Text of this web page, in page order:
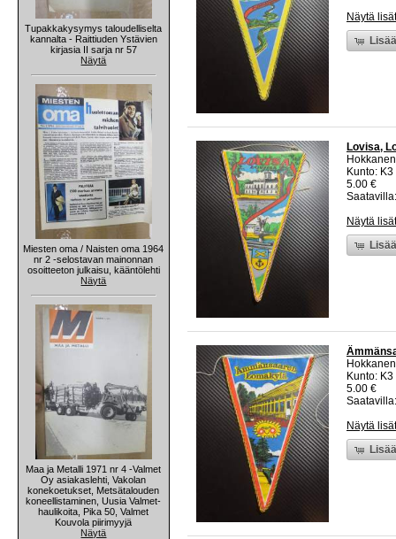
Tupakkakysymys taloudelliselta
kannalta - Raittiuden Ystävien
kirjasia II sarja nr 57
Näytä
Miesten oma / Naisten oma 1964
nr 2 -selostavan mainonnan
osoitteeton julkaisu, kääntölehti
Näytä
Maa ja Metalli 1971 nr 4 -Valmet
Oy asiakaslehti, Vakolan
konekoetukset, Metsätalouden
koneellistaminen, Uusia Valmet-
haulikoita, Pika 50, Valmet
Kouvola piirimyyjä
Näytä
Näytä
Lovisa,
Kunto:
5.00 €
Näytä
Kunto:
5.00 €
Näytä